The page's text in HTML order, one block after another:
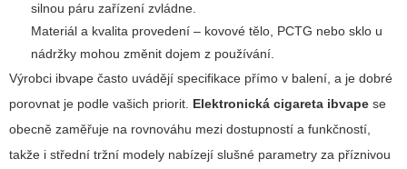
silnou páru zařízení zvládne.
Materiál a kvalita provedení – kovové tělo, PCTG nebo sklo u
nádržky mohou změnit dojem z používání.
Výrobci ibvape často uvádějí specifikace přímo v balení, a je dobré
porovnat je podle vašich priorit. Elektronická cigareta ibvape se
obecně zaměřuje na rovnováhu mezi dostupností a funkčností,
takže i střední tržní modely nabízejí slušné parametry za příznivou